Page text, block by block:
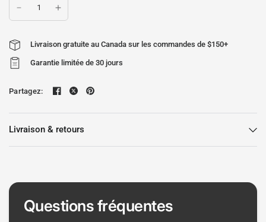
Livraison gratuite au Canada sur les commandes de $150+
Garantie limitée de 30 jours
Partagez:
Livraison & retours
Questions fréquentes